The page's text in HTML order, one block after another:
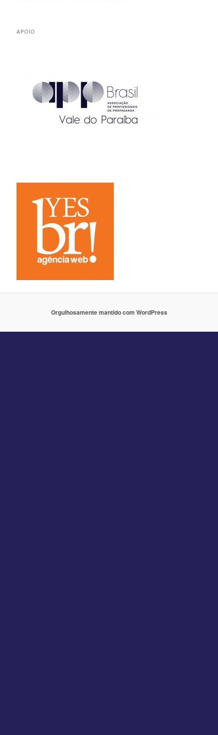
APOIO
Orgulhosamente mantido com WordPress